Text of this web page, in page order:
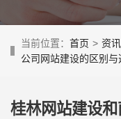
当前位置： 首页 > 资
公司网站建设的区别与
桂林网站建设